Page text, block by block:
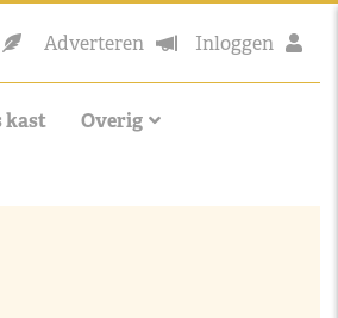
Adverteren Inloggen
kast Overig